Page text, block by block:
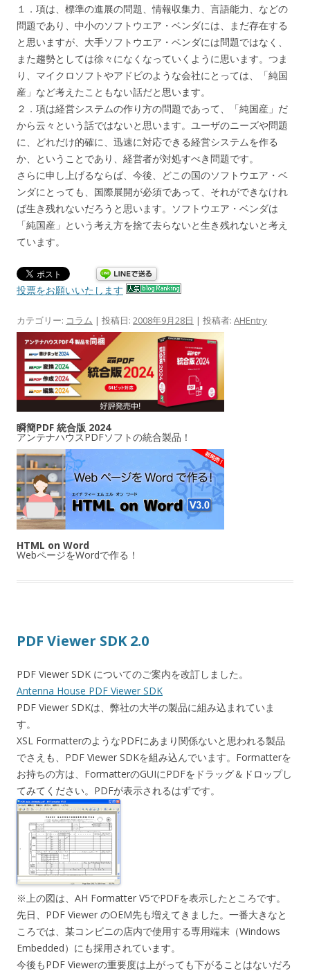
１．項は、標準の進展の問題、情報収集力、言語能力、などの
問題であり、中小のソフトウエア・ベンダには、まだ存在する
と思いますが、大手ソフトウエア・ベンダには問題ではなく、
また趨勢としては徐々になくなっていくように思います。つま
り、マイクロソフトやアドビのような会社にとっては、「純国
産」など考えたこともない話だと思います。
２．項は経営システムの作り方の問題であって、「純国産」だ
から云々という話ではないと思います。ユーザのニーズや問題
に、どれだけ的確に、迅速に対応できる経営システムを作る
か、ということであり、経営者が対処すべき問題です。
さらに申し上げるならば、今後、どこの国のソフトウエア・ベ
ンダにとっても、国際展開が必須であって、それができなけれ
ば生き残れないだろうと思います。ソフトウエア・ベンダは
「純国産」という考え方を捨て去らないと生き残れないと考え
ています。
投票をお願いいたします
カテゴリー: コラム | 投稿日: 2008年9月28日 | 投稿者: AHEntry
瞬簡PDF 統合版 2024
アンテナハウスPDFソフトの統合製品！
HTML on Word
WebページをWordで作る！
PDF Viewer SDK 2.0
PDF Viewer SDK についてのご案内を改訂しました。
Antenna House PDF Viewer SDK
PDF Viewer SDKは、弊社の大半の製品に組み込まれていま
す。
XSL FormatterのようなPDFにあまり関係ないと思われる製品
でさえも、PDF Viewer SDKを組み込んでいます。Formatterを
お持ちの方は、FormatterのGUIにPDFをドラッグ＆ドロップし
てみてください。PDFが表示されるはずです。
※上の図は、AH Formatter V5でPDFを表示したところです。
先日、PDF Viewer のOEM先も増えてきました。一番大きなと
ころでは、某コンビニの店内で使用する専用端末（Windows
Embedded）にも採用されています。
今後もPDF Viewerの重要度は上がっても下がることはないだろ